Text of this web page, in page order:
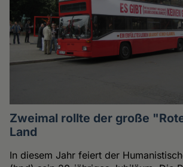
Zweimal rollte der große
Land
In diesem Jahr feiert der